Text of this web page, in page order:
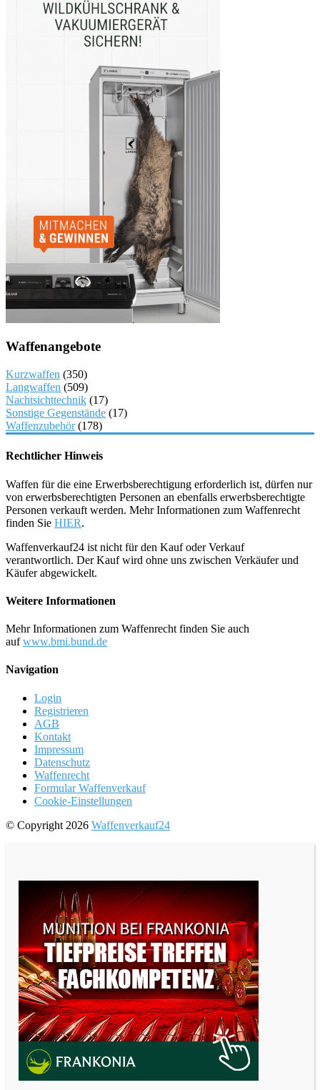
Waffenangebote
Kurzwaffen (350)
Langwaffen (509)
Nachtsichttechnik (17)
Sonstige Gegenstände (17)
Waffenzubehör(178)
Rechtlicher Hinweis
Waffen für die eine Erwerbsberechtigung erforderlich ist, dürfen nur
von erwerbsberechtigten Personen an ebenfalls erwerbsberechtigte
Personen verkauft werden. Mehr Informationen zum Waffenrecht
finden Sie HIER.
Waffenverkauf24 ist nicht für den Kauf oder Verkauf
verantwortlich. Der Kauf wird ohne uns zwischen Verkäufer und
Käufer abgewickelt.
Weitere Informationen
Mehr Informationen zum Waffenrecht finden Sie auch
aufwww.bmi.bund.de
Navigation
Login
Registrieren
AGB
Kontakt
Impressum
Datenschutz
Waffenrecht
Formular Waffenverkauf
Cookie-Einstellungen
© Copyright 2026 Waffenverkauf24